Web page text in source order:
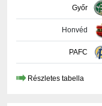
Honvéd
PAFC
Részletes tabella